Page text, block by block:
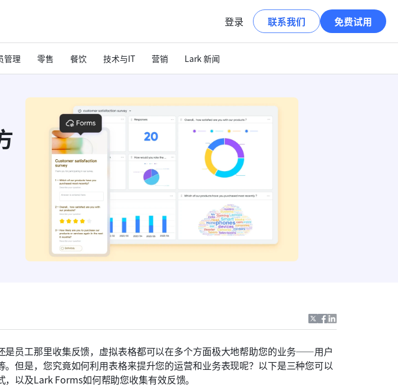
登录 联系我们 免费试用
管理 零售 餐饮 技术与IT 营销 Lark 新闻
是员工那里收集反馈，虚拟表格都可以在多个方面极大地帮助您的业务——用户
。但是，您究竟如何利用表格来提升您的运营和业务表现呢？以下是三种您可以
以及Lark Forms如何帮助您收集有效反馈。